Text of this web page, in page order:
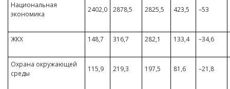
Национальная
экономика
2402,0 2878,5 2825,5 423,5 –53
ЖКХ 148,7 316,7 282,1 133,4 –34,6
Охрана окружающей
среды
115,9 219,3 197,5 81,6 –21,8